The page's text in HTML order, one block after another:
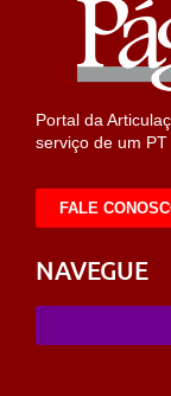
Portal da
serviço de um
FALE
NAVEGUE